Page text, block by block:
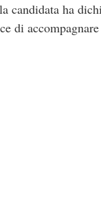
candidata ha
di